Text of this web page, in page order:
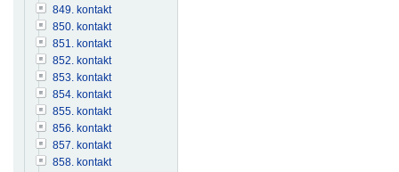
849. kontakt
850. kontakt
851. kontakt
852. kontakt
853. kontakt
854. kontakt
855. kontakt
856. kontakt
857. kontakt
858. kontakt